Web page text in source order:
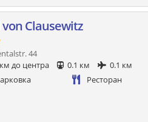
von Clausewitz
44
до центра
0.1 км
0.1 км
Ресторан